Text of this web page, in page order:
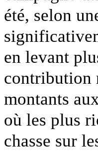
été, selon
en levant
contribution
montants
où les plus
chasse sur